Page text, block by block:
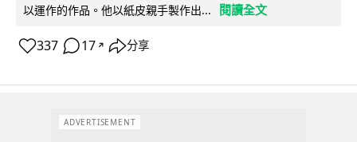
以運作的作品。他以紙皮親手製作出...
閱讀全文
337 17 ↗ 分享
ADVERTISEMENT